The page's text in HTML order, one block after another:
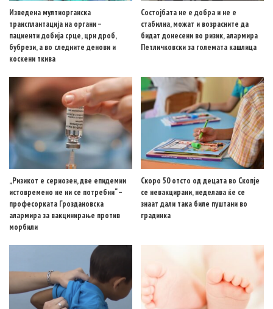
Изведена мултиорганска
трансплантација на органи –
пациенти добија срце, црн дроб,
бубрези, а во следните денови и
коскени ткива
Состојбата не е добра и не е
стабилна, можат и возрасните да
бидат донесени во ризик, алармира
Петличковски за големата кашлица
„Ризикот е сериозен, две епидемии
истовремено не ни се потребни“ –
професорката Гроздановска
алармира за вакцинирање против
морбили
Скоро 50 отсто од децата во Скопје
се невакцирани, неделава ќе се
знаат дали така биле пуштани во
градинка